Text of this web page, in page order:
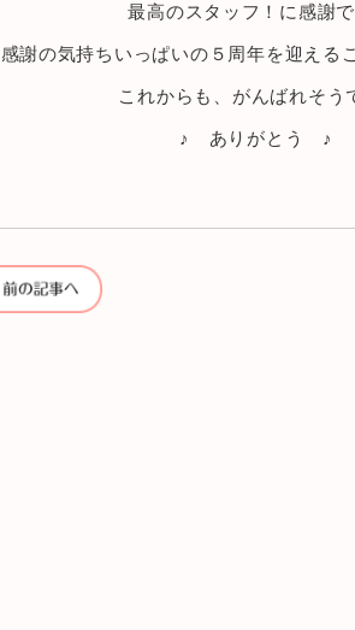
最高のスタッフ！に感謝
感謝の気持ちいっぱいの５周年を迎える
これからも、がんばれそう
♪ ありがとう ♪